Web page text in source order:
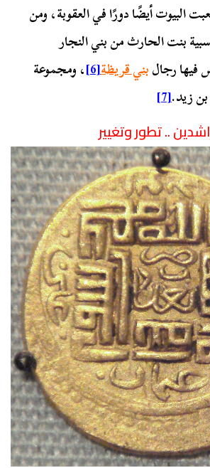
البيوت أيضًا دورًا في العقوبة، ومن
بنت الحارث من بني النجار
فيها رجالبني قريظة[6] ، ومجموعة
زيد.[7]
.. تطور وتغيير